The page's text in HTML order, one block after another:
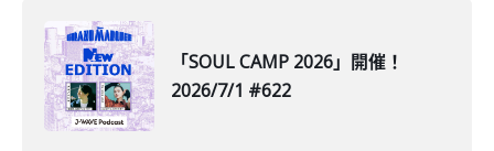
「SOUL CAMP 2026」開催！
2026/7/1 #622